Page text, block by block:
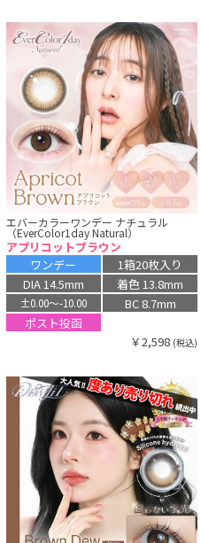
エバーカラーワンデー ナチュラル
（EverColor1day Natural）
アプリコットブラウン
ワンデー
1箱20枚入り
DIA 14.5mm
着色 13.8mm
±0.00〜-10.00
BC 8.7mm
ポスト投函
￥2,598 (税込)